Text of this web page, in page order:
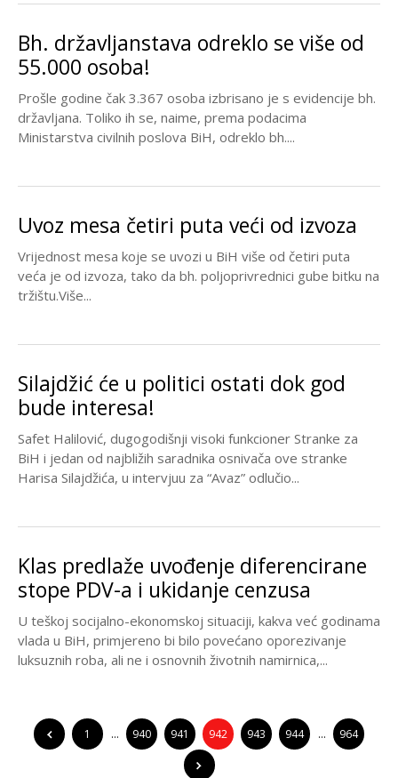
Bh. državljanstava odreklo se više od
55.000 osoba!
Prošle godine čak 3.367 osoba izbrisano je s evidencije bh.
državljana. Toliko ih se, naime, prema podacima
Ministarstva civilnih poslova BiH, odreklo bh....
Uvoz mesa četiri puta veći od izvoza
Vrijednost mesa koje se uvozi u BiH više od četiri puta
veća je od izvoza, tako da bh. poljoprivrednici gube bitku na
tržištu.Više...
Silajdžić će u politici ostati dok god
bude interesa!
Safet Halilović, dugogodišnji visoki funkcioner Stranke za
BiH i jedan od najbližih saradnika osnivača ove stranke
Harisa Silajdžića, u intervjuu za “Avaz” odlučio...
Klas predlaže uvođenje diferencirane
stope PDV-a i ukidanje cenzusa
U teškoj socijalno-ekonomskoj situaciji, kakva već godinama
vlada u BiH, primjereno bi bilo povećano oporezivanje
luksuznih roba, ali ne i osnovnih životnih namirnica,...
1 … 940 941 942 943 944 … 964